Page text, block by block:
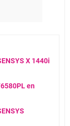
X 1440i
en